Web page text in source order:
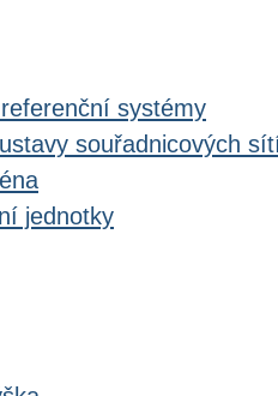
systémy
souřadnicových
jednotky